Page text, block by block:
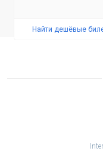
Найти дешёвые